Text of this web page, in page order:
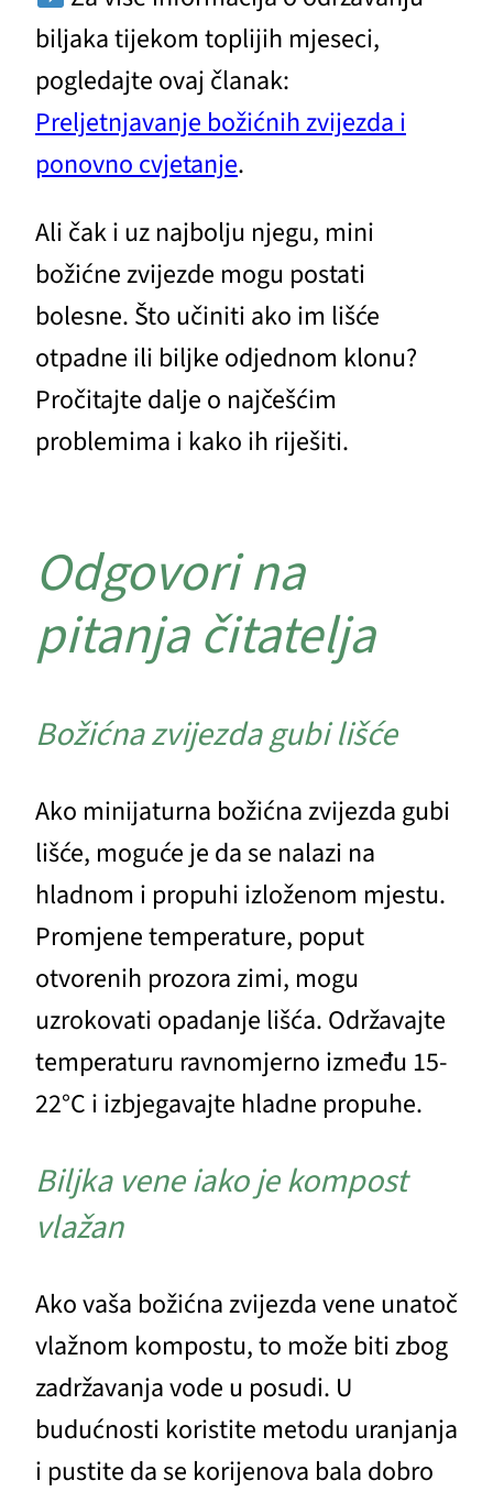
biljaka tijekom toplijih mjeseci,
pogledajte ovaj članak:
Preljetnjavanje božićnih zvijezda i
ponovno cvjetanje.
Ali čak i uz najbolju njegu, mini
božićne zvijezde mogu postati
bolesne. Što učiniti ako im lišće
otpadne ili biljke odjednom klonu?
Pročitajte dalje o najčešćim
problemima i kako ih riješiti.
Odgovori na
pitanja čitatelja
Božićna zvijezda gubi lišće
Ako minijaturna božićna zvijezda gubi
lišće, moguće je da se nalazi na
hladnom i propuhi izloženom mjestu.
Promjene temperature, poput
otvorenih prozora zimi, mogu
uzrokovati opadanje lišća. Održavajte
temperaturu ravnomjerno između 15-
22°C i izbjegavajte hladne propuhe.
Biljka vene iako je kompost
vlažan
Ako vaša božićna zvijezda vene unatoč
vlažnom kompostu, to može biti zbog
zadržavanja vode u posudi. U
budućnosti koristite metodu uranjanja
i pustite da se korijenova bala dobro